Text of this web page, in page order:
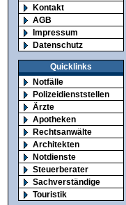
Kontakt
AGB
Impressum
Datenschutz
Quicklinks
Notfälle
Polizeidienststellen
Ärzte
Apotheken
Rechtsanwälte
Architekten
Notdienste
Steuerberater
Sachverständige
Touristik